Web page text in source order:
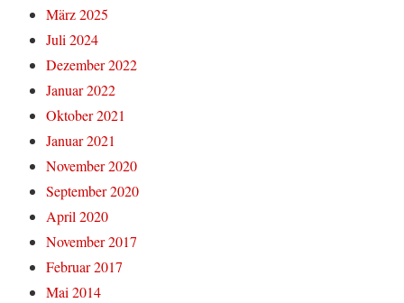
März 2025
Juli 2024
Dezember 2022
Januar 2022
Oktober 2021
Januar 2021
November 2020
September 2020
April 2020
November 2017
Februar 2017
Mai 2014